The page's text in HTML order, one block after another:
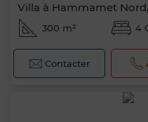
Villa à Hammamet
300 m² 4
Contacter